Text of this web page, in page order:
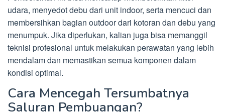
udara, menyedot debu dari unit indoor, serta mencuci dan
membersihkan bagian outdoor dari kotoran dan debu yang
menumpuk. Jika diperlukan, kalian juga bisa memanggil
teknisi profesional untuk melakukan perawatan yang lebih
mendalam dan memastikan semua komponen dalam
kondisi optimal.
Cara Mencegah Tersumbatnya
Saluran Pembuangan?